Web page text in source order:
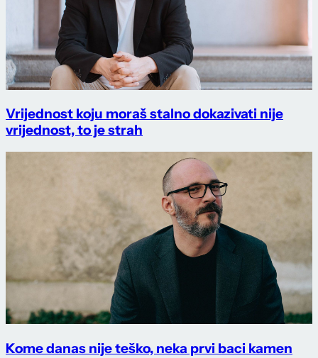
Vrijednost koju moraš stalno dokazivati nije
vrijednost, to je strah
Kome danas nije teško, neka prvi baci kamen